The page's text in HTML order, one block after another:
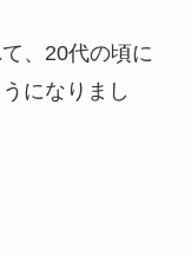
、20代の頃に
になりまし